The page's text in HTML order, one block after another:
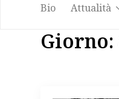
Bio Attualità
Giorno: